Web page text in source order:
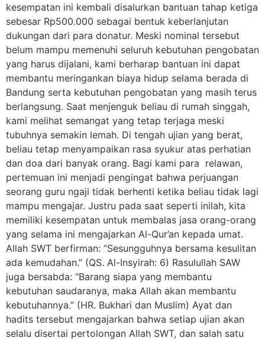
kesempatan ini kembali disalurkan bantuan tahap ketiga
sebesar Rp500.000 sebagai bentuk keberlanjutan
dukungan dari para donatur. Meski nominal tersebut
belum mampu memenuhi seluruh kebutuhan pengobatan
yang harus dijalani, kami berharap bantuan ini dapat
membantu meringankan biaya hidup selama berada di
Bandung serta kebutuhan pengobatan yang masih terus
berlangsung. Saat menjenguk beliau di rumah singgah,
kami melihat semangat yang tetap terjaga meski
tubuhnya semakin lemah. Di tengah ujian yang berat,
beliau tetap menyampaikan rasa syukur atas perhatian
dan doa dari banyak orang. Bagi kami para relawan,
pertemuan ini menjadi pengingat bahwa perjuangan
seorang guru ngaji tidak berhenti ketika beliau tidak lagi
mampu mengajar. Justru pada saat seperti inilah, kita
memiliki kesempatan untuk membalas jasa orang-orang
yang selama ini mengajarkan Al-Qur’an kepada umat.
Allah SWT berfirman: “Sesungguhnya bersama kesulitan
ada kemudahan.” (QS. Al-Insyirah: 6) Rasulullah SAW
juga bersabda: “Barang siapa yang membantu
kebutuhan saudaranya, maka Allah akan membantu
kebutuhannya.” (HR. Bukhari dan Muslim) Ayat dan
hadits tersebut mengajarkan bahwa setiap ujian akan
selalu disertai pertolongan Allah SWT, dan salah satu